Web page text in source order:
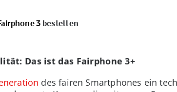
3 bestellen
Das ist das Fairphone 3+
des fairen Smartphones ein